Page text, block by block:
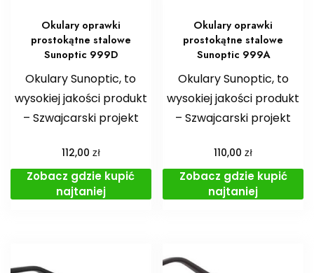
Okulary oprawki
prostokątne stalowe
Sunoptic 999D
Okulary Sunoptic, to
wysokiej jakości produkt
– Szwajcarski projekt
112,00 zł
Zobacz gdzie kupić
najtaniej
Okulary oprawki
prostokątne stalowe
Sunoptic 999A
Okulary Sunoptic, to
wysokiej jakości produkt
– Szwajcarski projekt
110,00zł
Zobacz gdzie kupić
najtaniej